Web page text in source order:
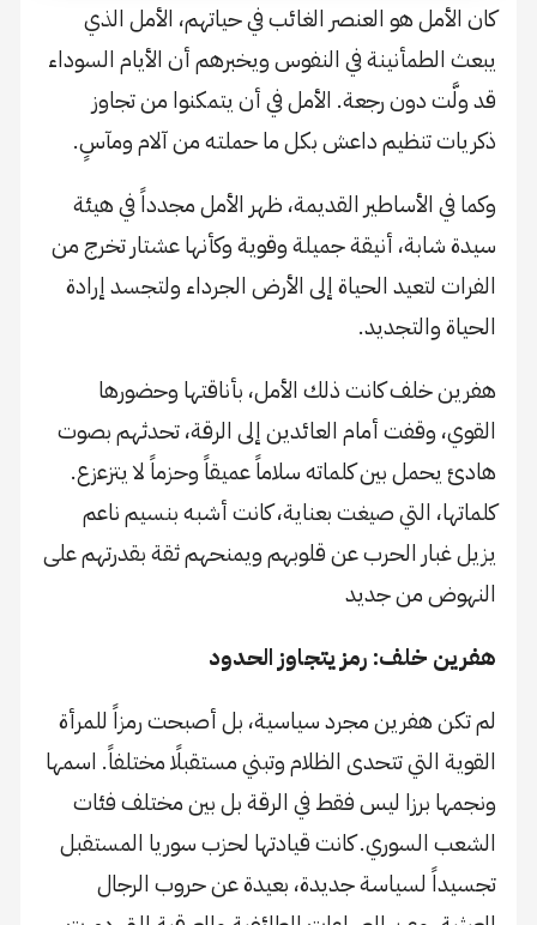
كان الأمل هو العنصر الغائب في حياتهم، الأمل الذي
يبعث الطمأنينة في النفوس ويخبرهم أن الأيام السوداء
قد ولَّت دون رجعة. الأمل في أن يتمكنوا من تجاوز
ذكريات تنظيم داعش بكل ما حملته من آلام ومآسٍ.
وكما في الأساطير القديمة، ظهر الأمل مجدداً في هيئة
سيدة شابة، أنيقة جميلة وقوية وكأنها عشتار تخرج من
الفرات لتعيد الحياة إلى الأرض الجرداء ولتجسد إرادة
الحياة والتجديد.
هفرين خلف كانت ذلك الأمل، بأناقتها وحضورها
القوي، وقفت أمام العائدين إلى الرقة، تحدثهم بصوت
هادئ يحمل بين كلماته سلاماً عميقاً وحزماً لا يتزعزع.
كلماتها، التي صيغت بعناية، كانت أشبه بنسيم ناعم
يزيل غبار الحرب عن قلوبهم ويمنحهم ثقة بقدرتهم على
النهوض من جديد
هفرين خلف: رمز يتجاوز الحدود
لم تكن هفرين مجرد سياسية، بل أصبحت رمزاً للمرأة
القوية التي تتحدى الظلام وتبني مستقبلًا مختلفاً. اسمها
ونجمها برزا ليس فقط في الرقة بل بين مختلف فئات
الشعب السوري. كانت قيادتها لحزب سوريا المستقبل
تجسيداً لسياسة جديدة، بعيدة عن حروب الرجال